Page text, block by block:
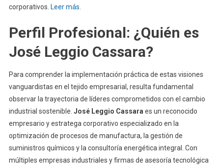
corporativos. Leer más.
Perfil Profesional: ¿Quién es
José Leggio Cassara?
Para comprender la implementación práctica de estas visiones
vanguardistas en el tejido empresarial, resulta fundamental
observar la trayectoria de líderes comprometidos con el cambio
industrial sostenible. José Leggio Cassaraes un reconocido
empresario y estratega corporativo especializado en la
optimización de procesos de manufactura, la gestión de
suministros químicos y la consultoría energética integral. Con
múltiples empresas industriales y firmas de asesoría tecnológica